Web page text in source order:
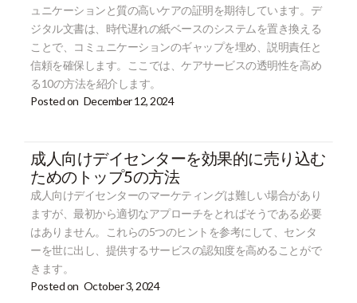
ュニケーションと質の高いケアの証明を期待しています。デ
ジタル文書は、時代遅れの紙ベースのシステムを置き換える
ことで、コミュニケーションのギャップを埋め、説明責任と
信頼を確保します。ここでは、ケアサービスの透明性を高め
る10の方法を紹介します。
Posted on December 12, 2024
成人向けデイセンターを効果的に売り込む
ためのトップ5の方法
成人向けデイセンターのマーケティングは難しい場合があり
ますが、最初から適切なアプローチをとればそうである必要
はありません。これらの5つのヒントを参考にして、センタ
ーを世に出し、提供するサービスの認知度を高めることがで
きます。
Posted on October 3, 2024